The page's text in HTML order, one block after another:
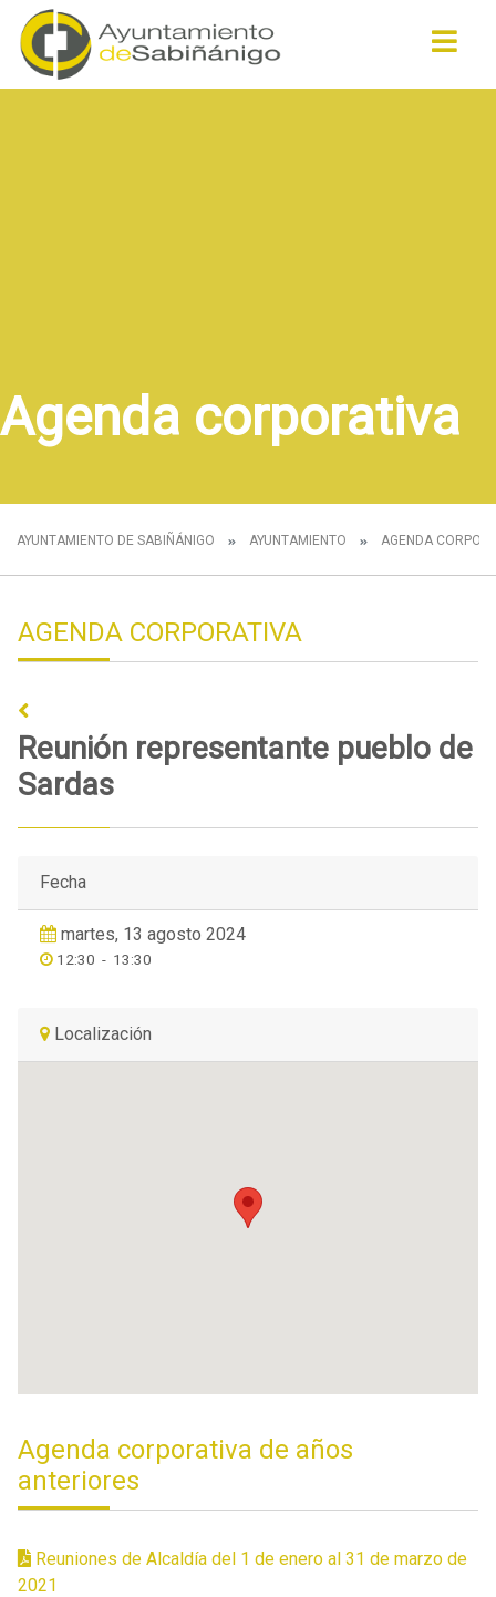
Agenda corporativa
AYUNTAMIENTO DE SABIÑÁNIGO AYUNTAMIENTO AGENDA
AGENDA CORPORATIVA
Reunión representante pueblo de
Sardas
Fecha
martes, 13 agosto 2024
12:30 - 13:30
Localización
Agenda corporativa de años
anteriores
Reuniones de Alcaldía del 1 de enero al 31 de marzo de
2021